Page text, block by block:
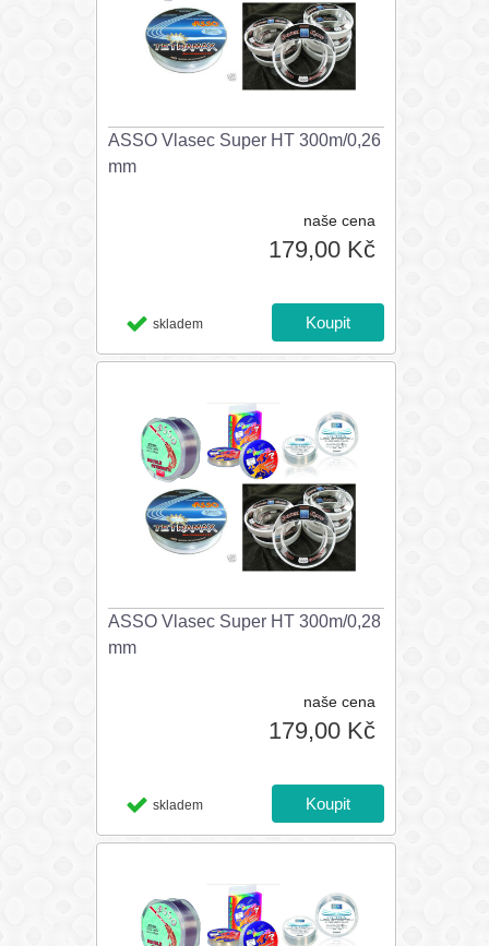
ASSO Vlasec Super HT 300m/0,26
mm
naše cena
179,00 Kč
skladem
ASSO Vlasec Super HT 300m/0,28
mm
naše cena
179,00 Kč
skladem